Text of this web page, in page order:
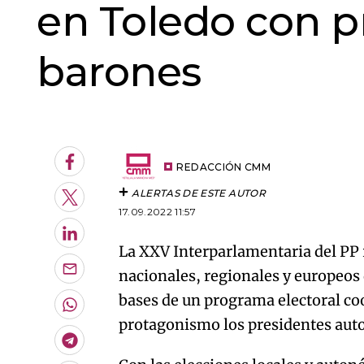
en Toledo con
barones
Facebook
Twitter
LinkedIn
Enviar
por
Email
Whatsapp
Telegram
REDACCIÓN CMM
ALERTAS DE ESTE AUTOR
17.09.2022 11:57
La XXV Interparlamentaria del
nacionales, regionales y
bases de un programa electoral
protagonismo los presidentes